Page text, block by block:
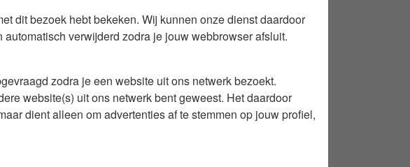
dit bezoek hebt bekeken. Wij kunnen onze dienst daardoor
verwijderd zodra je jouw webbrowser afsluit.
zodra je een website uit ons netwerk bezoekt.
website(s) uit ons netwerk bent geweest. Het daardoor
dient alleen om advertenties af te stemmen op jouw profiel,